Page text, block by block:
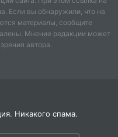
с целями, УУД,
эталонами,
ребёнку
Если вы обнаружили, что на
материалы, сообщите
Мнение редакции может
автора.
Никакого спама.